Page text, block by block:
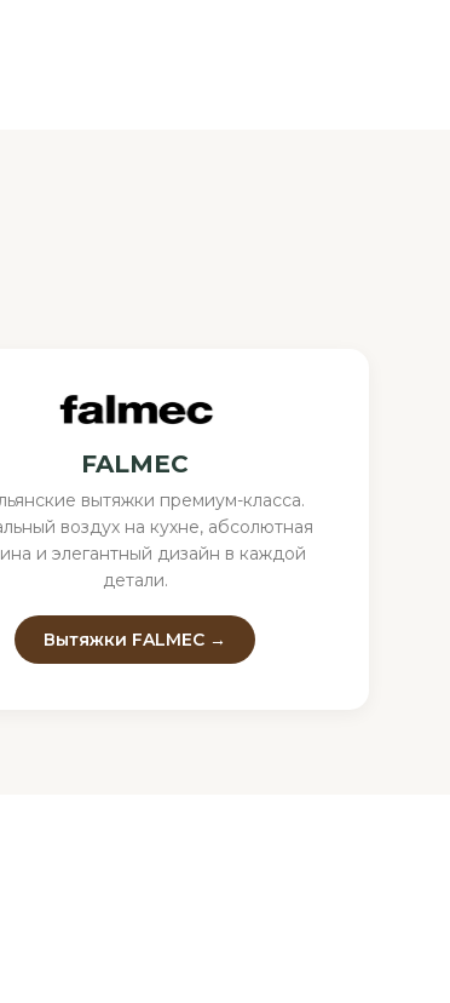
FALMEC
вытяжки премиум-класса.
воздух на кухне, абсолютная
и элегантный дизайн в каждой
детали.
Вытяжки FALMEC →